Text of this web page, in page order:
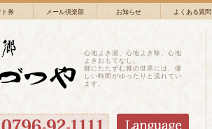
ト券 メール倶楽部 お知らせ よくある質問
心地よき湯、心地よき味、心地
よきおもてなし。
鄙にたたずむ雅の世界には、優
しい時間がゆったりと流れてい
ます。